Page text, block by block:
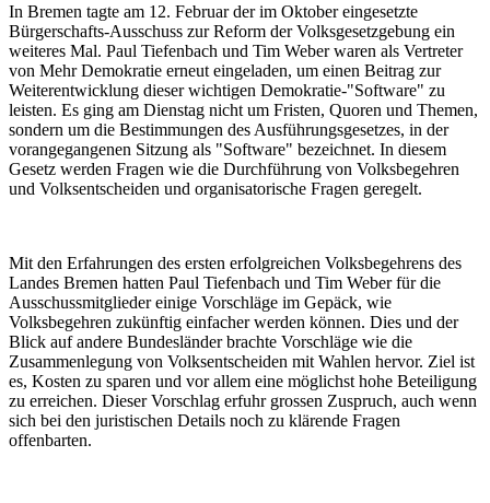
In Bremen tagte am 12. Februar der im Oktober eingesetzte
Bürgerschafts-Ausschuss zur Reform der Volksgesetzgebung ein
weiteres Mal. Paul Tiefenbach und Tim Weber waren als Vertreter
von Mehr Demokratie erneut eingeladen, um einen Beitrag zur
Weiterentwicklung dieser wichtigen Demokratie-"Software" zu
leisten. Es ging am Dienstag nicht um Fristen, Quoren und Themen,
sondern um die Bestimmungen des Ausführungsgesetzes, in der
vorangegangenen Sitzung als "Software" bezeichnet. In diesem
Gesetz werden Fragen wie die Durchführung von Volksbegehren
und Volksentscheiden und organisatorische Fragen geregelt.
Mit den Erfahrungen des ersten erfolgreichen Volksbegehrens des
Landes Bremen hatten Paul Tiefenbach und Tim Weber für die
Ausschussmitglieder einige Vorschläge im Gepäck, wie
Volksbegehren zukünftig einfacher werden können. Dies und der
Blick auf andere Bundesländer brachte Vorschläge wie die
Zusammenlegung von Volksentscheiden mit Wahlen hervor. Ziel ist
es, Kosten zu sparen und vor allem eine möglichst hohe Beteiligung
zu erreichen. Dieser Vorschlag erfuhr grossen Zuspruch, auch wenn
sich bei den juristischen Details noch zu klärende Fragen
offenbarten.